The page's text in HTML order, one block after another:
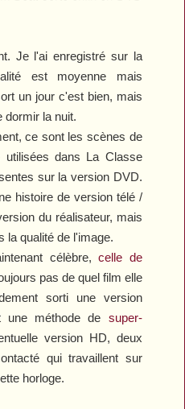
Je l'ai enregistré sur la
est moyenne mais
un jour c'est bien, mais
dormir la nuit.
ce sont les scènes de
dans La Classe
sur la version DVD.
histoire de version télé /
du réalisateur, mais
la qualité de l'image.
célèbre,celle de
pas de quel film elle
sorti une version
une méthode de super-
version HD, deux
qui travaillent sur
horloge.